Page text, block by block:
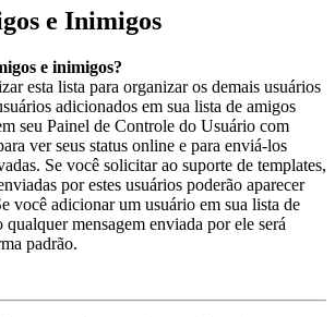
e Inimigos
e inimigos?
esta lista para organizar os demais usuários
adicionados em sua lista de amigos
seu Painel de Controle do Usuário com
ver seus status online e para enviá-los
Se você solicitar ao suporte de templates,
por estes usuários poderão aparecer
você adicionar um usuário em sua lista de
mensagem enviada por ele será
padrão.